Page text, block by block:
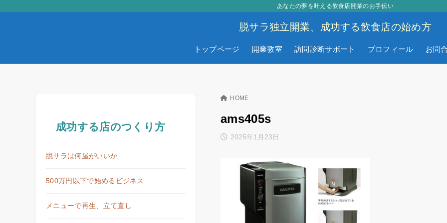
脱サラ独立開業、成功する飲食店の始め方
あなたの夢を叶える飲食店開業のお手伝い
トップページ 開業教室 訪問診断サポート プロフィール お問
HOME
ams405s
2025年1月23日
成功する店のつくり方
脱サラは何屋がいいか
500万円以下で始めるビジネス
メニューで再生、立て直し